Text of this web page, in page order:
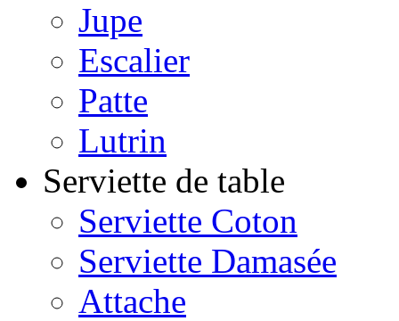
Jupe
Escalier
Patte
Lutrin
Serviette de table
Serviette Coton
Serviette Damasée
Attache